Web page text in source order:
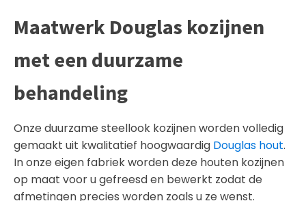
Maatwerk Douglas kozijnen
met een duurzame
behandeling
Onze duurzame steellook kozijnen worden volledig
gemaakt uit kwalitatief hoogwaardig Douglas hout.
In onze eigen fabriek worden deze houten kozijnen
op maat voor u gefreesd en bewerkt zodat de
afmetingen precies worden zoals u ze wenst.